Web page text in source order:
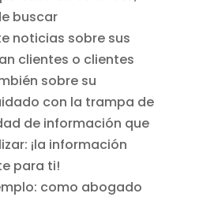
buscar
noticias sobre sus
clientes o clientes
sobre su
con la trampa de
de información que
¡la información
para ti!
como abogado